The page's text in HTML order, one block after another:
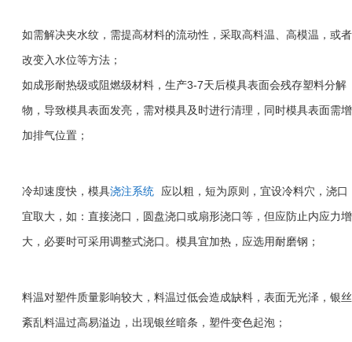
如需解决夹水纹，需提高材料的流动性，采取高料温、高模温，或者
改变入水位等方法；
如成形耐热级或阻燃级材料，生产3-7天后模具表面会残存塑料分解
物，导致模具表面发亮，需对模具及时进行清理，同时模具表面需增
加排气位置；
冷却速度快，模具浇注系统 应以粗，短为原则，宜设冷料穴，浇口
宜取大，如：直接浇口，圆盘浇口或扇形浇口等，但应防止内应力增
大，必要时可采用调整式浇口。模具宜加热，应选用耐磨钢；
料温对塑件质量影响较大，料温过低会造成缺料，表面无光泽，银丝
紊乱料温过高易溢边，出现银丝暗条，塑件变色起泡；